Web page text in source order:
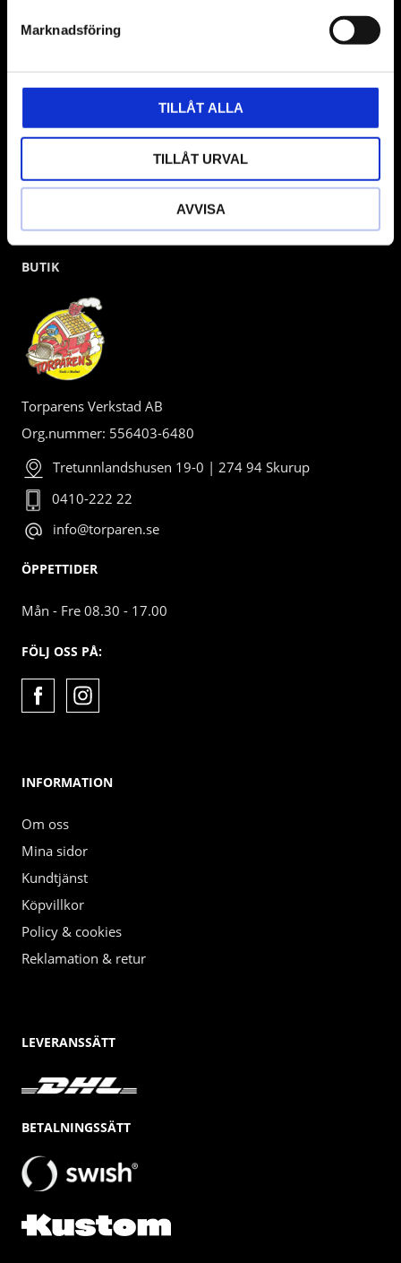
Marknadsföring
TILLÅT ALLA
TILLÅT URVAL
AVVISA
& däckmaskiner och Master luftmaskiner. Kontakta oss
gärna om vad som helst då vi gör vårt yttersta för att hjälpa
BUTIK
Torparens Verkstad AB
Org.nummer: 556403-6480
Tretunnlandshusen 19-0 | 274 94 Skurup
0410-222 22
info@torparen.se
ÖPPETTIDER
Mån - Fre 08.30 - 17.00
FÖLJ OSS PÅ:
INFORMATION
Om oss
Mina sidor
Kundtjänst
Köpvillkor
Policy & cookies
Reklamation & retur
LEVERANSSÄTT
BETALNINGSSÄTT